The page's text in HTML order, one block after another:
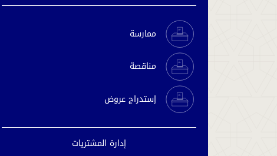
ممارسة
مناقصة
إستدراج عروض
إدارة المشتريات